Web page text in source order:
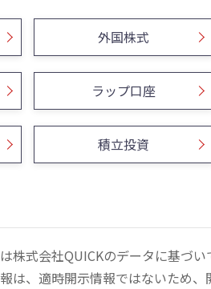
外国株式
ラップ口座
積立投資
株式会社QUICKのデータに基づ
は、適時開示情報ではないため